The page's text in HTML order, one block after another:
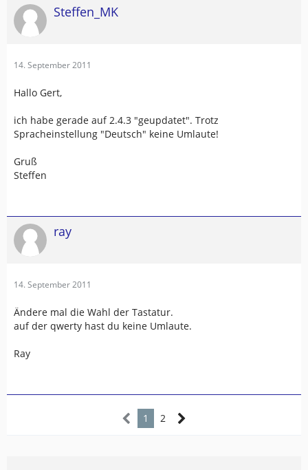
Steffen_MK
14. September 2011
Hallo Gert,
ich habe gerade auf 2.4.3 "geupdatet". Trotz
Spracheinstellung "Deutsch" keine Umlaute!
Gruß
Steffen
ray
14. September 2011
Ändere mal die Wahl der Tastatur.
auf der qwerty hast du keine Umlaute.
Ray
1 2